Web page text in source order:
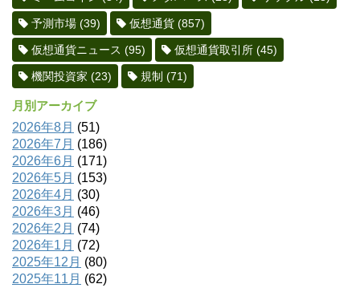
予測市場 (39) 仮想通貨 (857)
仮想通貨ニュース (95) 仮想通貨取引所 (45)
機関投資家 (23) 規制 (71)
月別アーカイブ
2026年8月 (51)
2026年7月 (186)
2026年6月 (171)
2026年5月 (153)
2026年4月 (30)
2026年3月 (46)
2026年2月 (74)
2026年1月 (72)
2025年12月 (80)
2025年11月 (62)